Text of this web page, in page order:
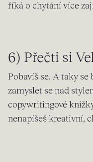
říká o chytání více
6) Přečti si
Pobavíš se. A taky
zamyslet se nad
copywritingové
nenapíšeš kreativní,